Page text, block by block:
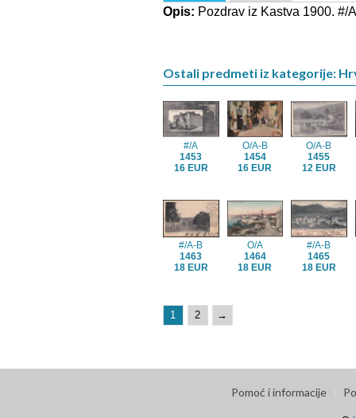
Opis: Pozdrav iz Kastva 1900. #/
Ostali predmeti iz kategorije:
#/A
1453
16 EUR
O/A-B
1454
16 EUR
O/A-B
1455
12 EUR
#/A-B
1463
18 EUR
O/A
1464
18 EUR
#/A-B
1465
18 EUR
1 2 →
Pomoć i informacije